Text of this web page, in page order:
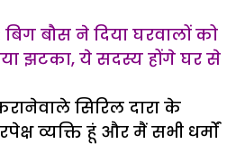
बौस ने दिया घरवालों को
झटका, ये सदस्य होंगे घर से
सिरिल दारा के
व्यक्ति हूं और मैं सभी धर्मों